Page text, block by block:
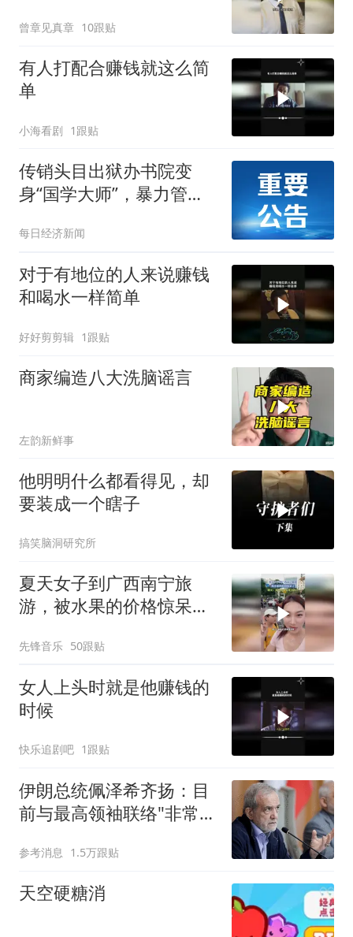
曾章见真章 10跟贴
有人打配合赚钱就这么简
单
小海看剧 1跟贴
传销头目出狱办书院变
身“国学大师”，暴力管教
子挨打才有效果，官方通
报：已开展调查取证工作
每日经济新闻
对于有地位的人来说赚钱
和喝水一样简单
好好剪剪辑 1跟贴
商家编造八大洗脑谣言
左韵新鲜事
他明明什么都看得见，却
要装成一个瞎子
搞笑脑洞研究所
夏天女子到广西南宁旅
游，被水果的价格惊呆
自由了
先锋音乐 50跟贴
女人上头时就是他赚钱的
时候
快乐追剧吧 1跟贴
伊朗总统佩泽希齐扬：目
前与最高领袖联络"非常困
参考消息 1.5万跟贴
天空硬糖消